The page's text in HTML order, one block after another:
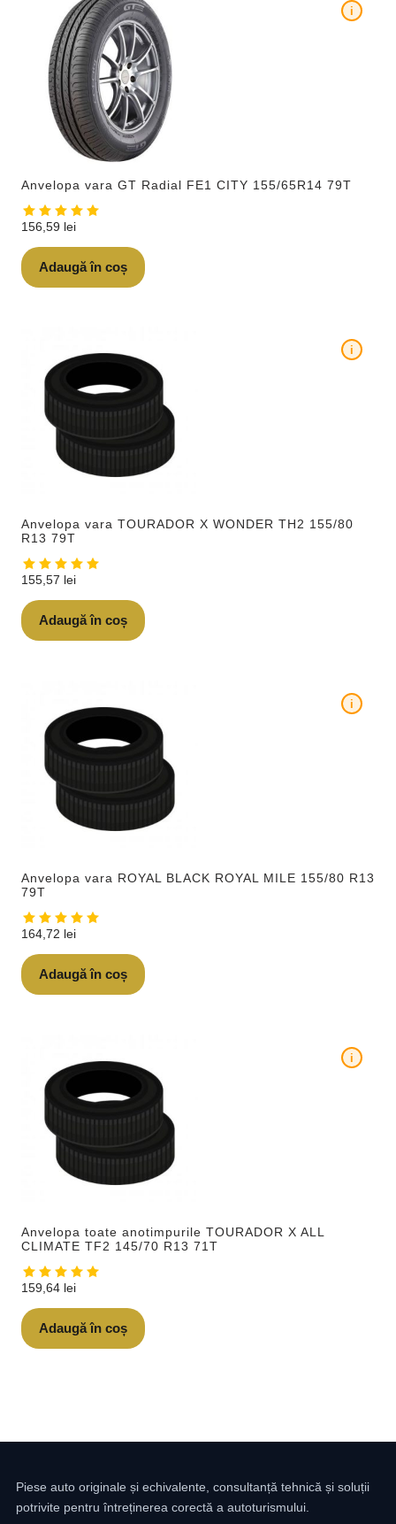
Anvelopa vara GT Radial FE1 CITY 155/65R14 79T
i
156,59 lei
Adaugă în coș
Anvelopa vara TOURADOR X WONDER TH2 155/80
R13 79T
i
155,57 lei
Adaugă în coș
Anvelopa vara ROYAL BLACK ROYAL MILE 155/80 R13
79T
i
164,72 lei
Adaugă în coș
Anvelopa toate anotimpurile TOURADOR X ALL
CLIMATE TF2 145/70 R13 71T
i
159,64 lei
Adaugă în coș
Piese auto originale și echivalente, consultanță tehnică și soluții
potrivite pentru întreținerea corectă a autoturismului.